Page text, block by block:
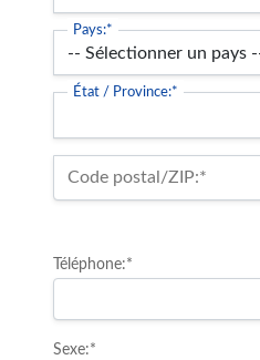
Pays:*
État / Province:*
Code postal/ZIP:*
Téléphone:*
Sexe:*